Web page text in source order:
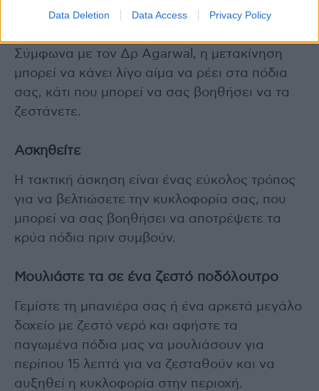
Data Deletion Data Access Privacy Policy
Σύμφωνα με τον Δρ Agarwal, η μετακίνηση
μπορεί να κάνει λίγο αίμα να ρέει στα πόδια
σας, κάτι που μπορεί να σας βοηθήσει να τα
ζεστάνετε.
Ασκηθείτε
Η τακτική άσκηση είναι ένας εύκολος τρόπος
για να βελτιώσετε την κυκλοφορία σας, που
μπορεί να σας βοηθήσει να αποτρέψετε τα
κρύα πόδια πριν συμβούν.
Μουλιάστε τα σε ένα ζεστό ποδόλουτρο
Γεμίστε τη μπανιέρα σας ή ένα αρκετά μεγάλο
δοχείο με ζεστό νερό και αφήστε τα
παγωμένα πόδια μας να μουλιάσουν για
περίπου 15 λεπτά για να ζεσταθούν και να
αυξηθεί η κυκλοφορία στην περιοχή.